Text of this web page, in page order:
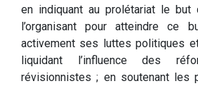
en indiquant au prolétariat le but
l’organisant pour atteindre ce
activement ses luttes politiques
liquidant l’influence des
révisionnistes ; en soutenant les